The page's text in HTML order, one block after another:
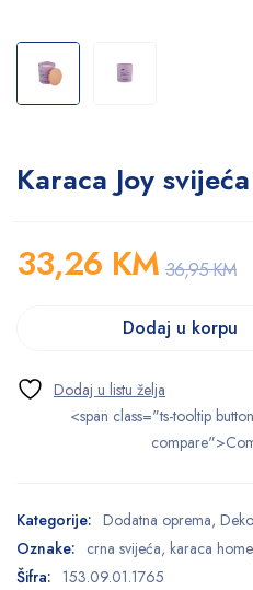
Karaca Joy svijeća
36,95KM
33,26 KM
Dodaj u korpu
<span class="ts-tooltip
Kategorije: Dodatna oprema,
Oznake: crna svijeća, karaca home
Šifra: 153.09.01.1765